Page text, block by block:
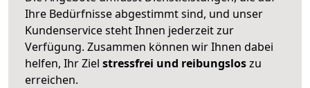
Ihre Bedürfnisse abgestimmt sind, und unser
Kundenservice steht Ihnen jederzeit zur
Verfügung. Zusammen können wir Ihnen dabei
helfen, Ihr Ziel stressfrei und reibungsloszu
erreichen.